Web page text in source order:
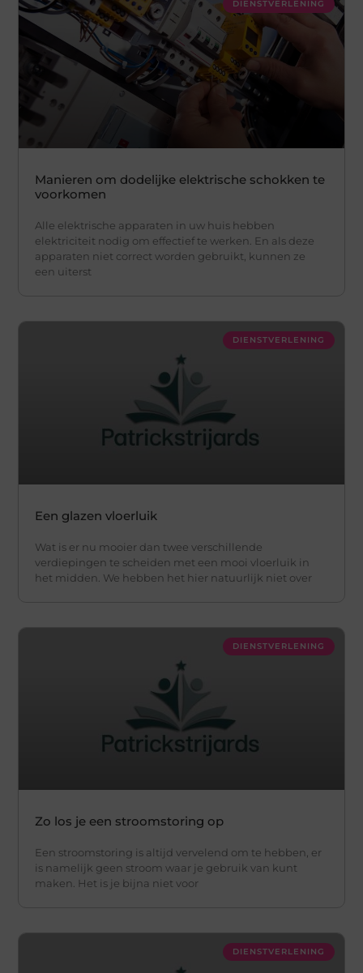
DIENSTVERLENING
Manieren om dodelijke elektrische schokken te
voorkomen
Alle elektrische apparaten in uw huis hebben
elektriciteit nodig om effectief te werken. En als deze
apparaten niet correct worden gebruikt, kunnen ze
een uiterst
DIENSTVERLENING
Een glazen vloerluik
Wat is er nu mooier dan twee verschillende
verdiepingen te scheiden met een mooi vloerluik in
het midden. We hebben het hier natuurlijk niet over
DIENSTVERLENING
Zo los je een stroomstoring op
Een stroomstoring is altijd vervelend om te hebben, er
is namelijk geen stroom waar je gebruik van kunt
maken. Het is je bijna niet voor
DIENSTVERLENING